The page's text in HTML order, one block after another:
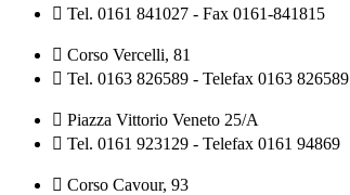
Tel. 0161 841027 - Fax 0161-841815
Corso Vercelli, 81
Tel. 0163 826589 - Telefax 0163 826589
Piazza Vittorio Veneto 25/A
Tel. 0161 923129 - Telefax 0161 94869
Corso Cavour, 93